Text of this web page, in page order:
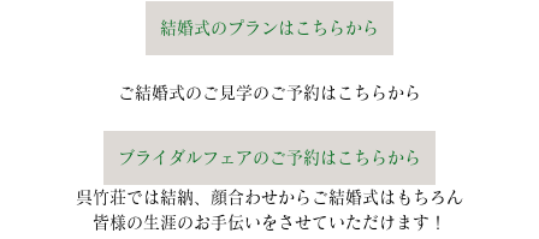
結婚式のプランはこちらから
ご結婚式のご見学のご予約はこちらから
ブライダルフェアのご予約はこちらから
呉竹荘では結納、顔合わせからご結婚式はもちろん
皆様の生涯のお手伝いをさせていただけます！